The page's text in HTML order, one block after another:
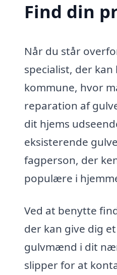
Find din
Når du står
specialist, der
kommune, hvor
reparation af
dit hjems
eksisterende
fagperson, der
populære i
Ved at benytte
der kan give dig
gulvmænd i dit
slipper for at